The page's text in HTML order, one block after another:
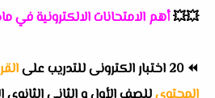
💥💥أهم الامتحانات الالكترونية في
⏪20 اختبار الكترونى للتدريب على